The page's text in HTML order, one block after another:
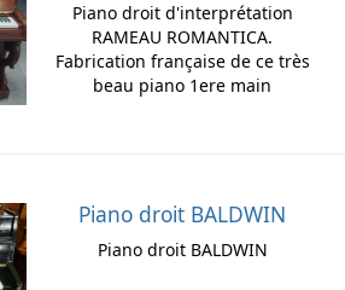
Piano droit d'interprétation
RAMEAU ROMANTICA.
Fabrication française de ce très
beau piano 1ere main
Piano droit BALDWIN
Piano droit BALDWIN